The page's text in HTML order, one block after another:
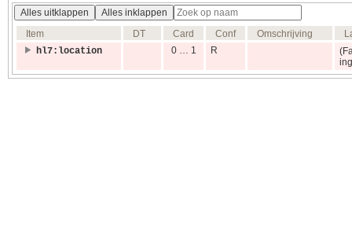
Alles uitklappen
Alles inklappen
Item
DT Card Conf Omschrijving
hl7:location
0 … 1 R